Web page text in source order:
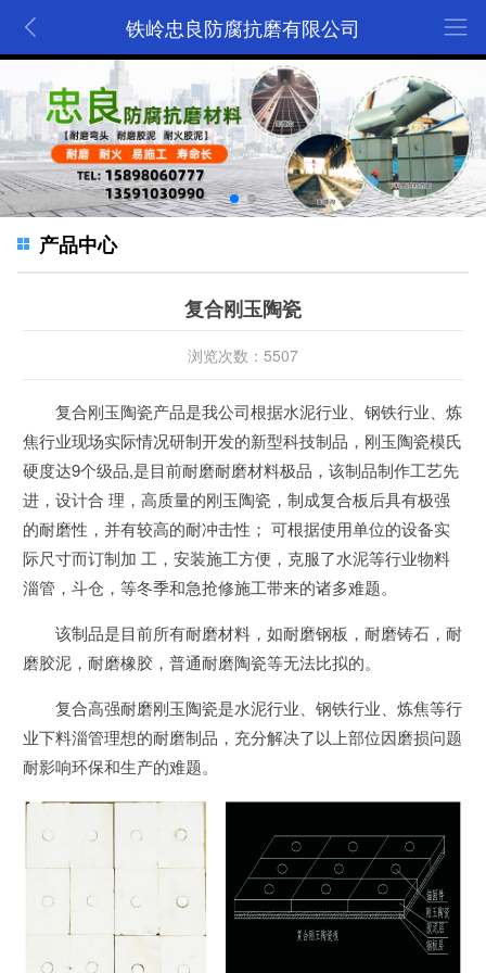
铁岭忠良防腐抗磨有限公司
产品中心
复合刚玉陶瓷
浏览次数：5507
复合刚玉陶瓷产品是我公司根据水泥行业、钢铁行业、炼
焦行业现场实际情况研制开发的新型科技制品，刚玉陶瓷模氏
硬度达9个级品,是目前耐磨耐磨材料极品，该制品制作工艺先
进，设计合 理，高质量的刚玉陶瓷，制成复合板后具有极强
的耐磨性，并有较高的耐冲击性； 可根据使用单位的设备实
际尺寸而订制加 工，安装施工方便，克服了水泥等行业物料
淄管，斗仓，等冬季和急抢修施工带来的诸多难题。
该制品是目前所有耐磨材料，如耐磨钢板，耐磨铸石，耐
磨胶泥，耐磨橡胶，普通耐磨陶瓷等无法比拟的。
复合高强耐磨刚玉陶瓷是水泥行业、钢铁行业、炼焦等行
业下料淄管理想的耐磨制品，充分解决了以上部位因磨损问题
耐影响环保和生产的难题。